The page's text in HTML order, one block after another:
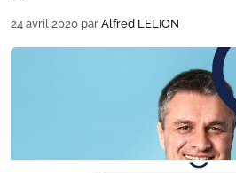
24 avril 2020 par Alfred LELION